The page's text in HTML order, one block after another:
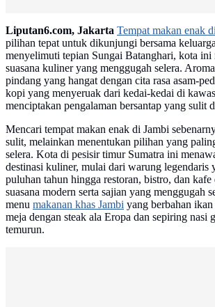
Liputan6.com, Jakarta Tempat makan enak
pilihan tepat untuk dikunjungi bersama
menyelimuti tepian Sungai Batanghari, kota ini
suasana kuliner yang menggugah selera.
pindang yang hangat dengan cita rasa asam-
kopi yang menyeruak dari kedai-kedai di
menciptakan pengalaman bersantap yang sulit
Mencari tempat makan enak di Jambi
sulit, melainkan menentukan pilihan yang
selera. Kota di pesisir timur Sumatra ini
destinasi kuliner, mulai dari warung legendaris
puluhan tahun hingga restoran, bistro, dan kafe
suasana modern serta sajian yang menggugah
menu makanan khas Jambi yang berbahan
meja dengan steak ala Eropa dan sepiring nasi
temurun.